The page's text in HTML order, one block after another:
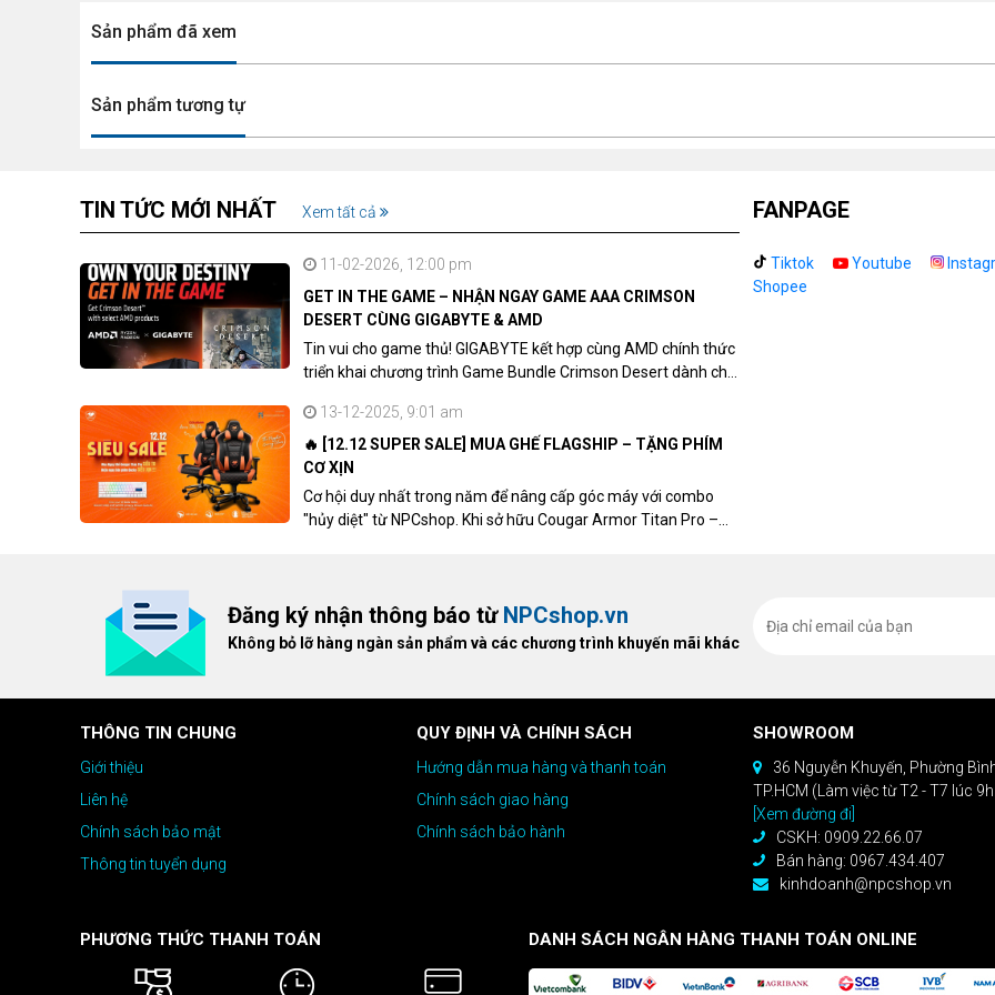
Sản phẩm đã xem
Sản phẩm tương tự
TIN TỨC MỚI NHẤT Xem tất cả
11-02-2026, 12:00 pm
GET IN THE GAME – NHẬN NGAY GAME AAA CRIMSON
DESERT CÙNG GIGABYTE & AMD
Tin vui cho game thủ! GIGABYTE kết hợp cùng AMD chính thức
triển khai chương trình Game Bundle Crimson Desert dành cho
13-12-2025, 9:01 am
🔥 [12.12 SUPER SALE] MUA GHẾ FLAGSHIP – TẶNG PHÍM
CƠ XỊN
Cơ hội duy nhất trong năm để nâng cấp góc máy với combo
"hủy diệt" từ NPCshop. Khi sở hữu Cougar Armor Titan Pro –
FANPAGE
Tiktok Youtube
Shopee
Đăng ký nhận thông báo từ NPCshop.vn
Không bỏ lỡ hàng ngàn sản phẩm và các chương trình khuyến mãi khác
THÔNG TIN CHUNG
Giới thiệu
Liên hệ
Chính sách bảo mật
Thông tin tuyển dụng
QUY ĐỊNH VÀ CHÍNH SÁCH
Hướng dẫn mua hàng và thanh toán
Chính sách giao hàng
Chính sách bảo hành
SHOWROOM
36 Nguyễn Khuyến, Phường
TP.HCM (Làm việc từ T2 - T7 lúc
[Xem đường đi]
CSKH: 0909.22.66.07
Bán hàng: 0967.434.407
kinhdoanh@npcshop.vn
PHƯƠNG THỨC THANH TOÁN DANH SÁCH NGÂN HÀNG THANH TOÁN ONLINE